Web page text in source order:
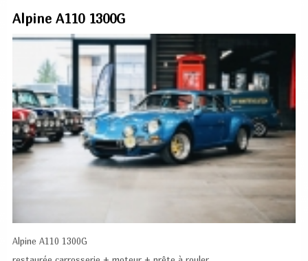
Alpine A110 1300G
Alpine A110 1300G